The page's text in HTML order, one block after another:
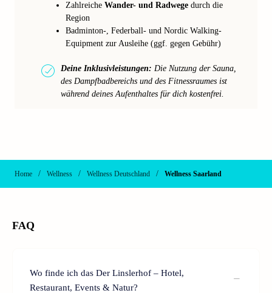
Zahlreiche Wander- und Radwege durch die
Region
Badminton-, Federball- und Nordic Walking-
Equipment zur Ausleihe (ggf. gegen Gebühr)
Deine Inklusivleistungen: Die Nutzung der Sauna,
des Dampfbadbereichs und des Fitnessraumes ist
während deines Aufenthaltes für dich kostenfrei.
Home / Wellness / Wellness Deutschland / Wellness Saarland
FAQ
Wo finde ich das Der Linslerhof – Hotel,
Restaurant, Events & Natur?